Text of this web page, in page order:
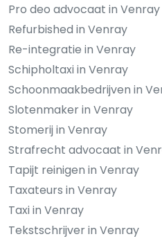
Pro deo advocaat in Venray
Refurbished in Venray
Re-integratie in Venray
Schipholtaxi in Venray
Schoonmaakbedrijven in
Slotenmaker in Venray
Stomerij in Venray
Strafrecht advocaat in
Tapijt reinigen in Venray
Taxateurs in Venray
Taxi in Venray
Tekstschrijver in Venray